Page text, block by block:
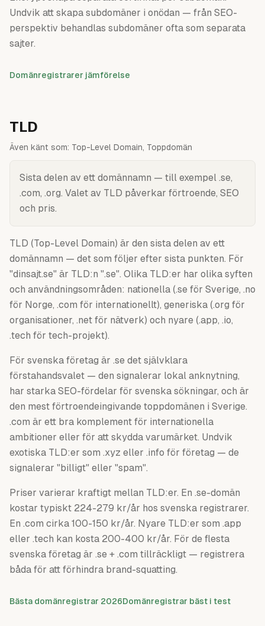
Undvik att skapa subdomäner i onödan — från SEO-
perspektiv behandlas subdomäner ofta som separata
sajter.
Domänregistrarer jämförelse
TLD
Även känt som: Top-Level Domain, Toppdomän
Sista delen av ett domännamn — till exempel .se,
.com, .org. Valet av TLD påverkar förtroende, SEO
och pris.
TLD (Top-Level Domain) är den sista delen av ett
domännamn — det som följer efter sista punkten. För
"dinsajt.se" är TLD:n ".se". Olika TLD:er har olika syften
och användningsområden: nationella (.se för Sverige, .no
för Norge, .com för internationellt), generiska (.org för
organisationer, .net för nätverk) och nyare (.app, .io,
.tech för tech-projekt).
För svenska företag är .se det självklara
förstahandsvalet — den signalerar lokal anknytning,
har starka SEO-fördelar för svenska sökningar, och är
den mest förtroendeingivande toppdomänen i Sverige.
.com är ett bra komplement för internationella
ambitioner eller för att skydda varumärket. Undvik
exotiska TLD:er som .xyz eller .info för företag — de
signalerar "billigt" eller "spam".
Priser varierar kraftigt mellan TLD:er. En .se-domän
kostar typiskt 224-279 kr/år hos svenska registrarer.
En .com cirka 100-150 kr/år. Nyare TLD:er som .app
eller .tech kan kosta 200-400 kr/år. För de flesta
svenska företag är .se + .com tillräckligt — registrera
båda för att förhindra brand-squatting.
Bästa domänregistrar 2026Domänregistrar bäst i test